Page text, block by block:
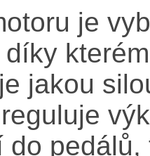
je
jakou
do